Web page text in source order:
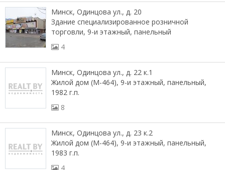
Минск, Одинцова ул., д. 20
Здание специализированное розничной
торговли, 9-и этажный, панельный
4
Минск, Одинцова ул., д. 22 к.1
Жилой дом (М-464), 9-и этажный, панельный,
1982 г.п.
8
Минск, Одинцова ул., д. 23 к.2
Жилой дом (М-464), 9-и этажный, панельный,
1983 г.п.
4